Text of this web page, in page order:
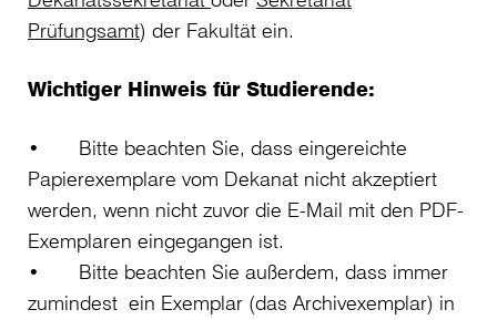
Prüfungsamt) der Fakultät ein.
Wichtiger Hinweis für Studierende:
• Bitte beachten Sie, dass eingereichte
Papierexemplare vom Dekanat nicht akzeptiert
werden, wenn nicht zuvor die E-Mail mit den PDF-
Exemplaren eingegangen ist.
• Bitte beachten Sie außerdem, dass immer
zumindest ein Exemplar (das Archivexemplar) in